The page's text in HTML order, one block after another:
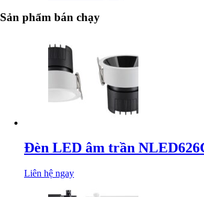
Sản phẩm bán chạy
Đèn LED âm trần
Liên hệ ngay